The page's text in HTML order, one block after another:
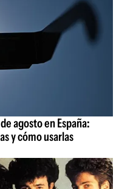
agosto en España:
y cómo usarlas